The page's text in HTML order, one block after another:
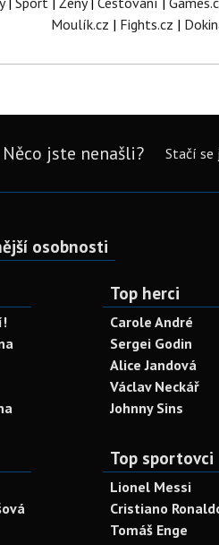
Moulík.cz | Fights.cz |
Něco jste nenašli? Stačí se
osobnosti
Top herci
Carole André
Sergei Godin
Alice Jandová
Václav Neckář
Johnny Sins
Top sportovci
Lionel Messi
Cristiano
Tomáš Enge